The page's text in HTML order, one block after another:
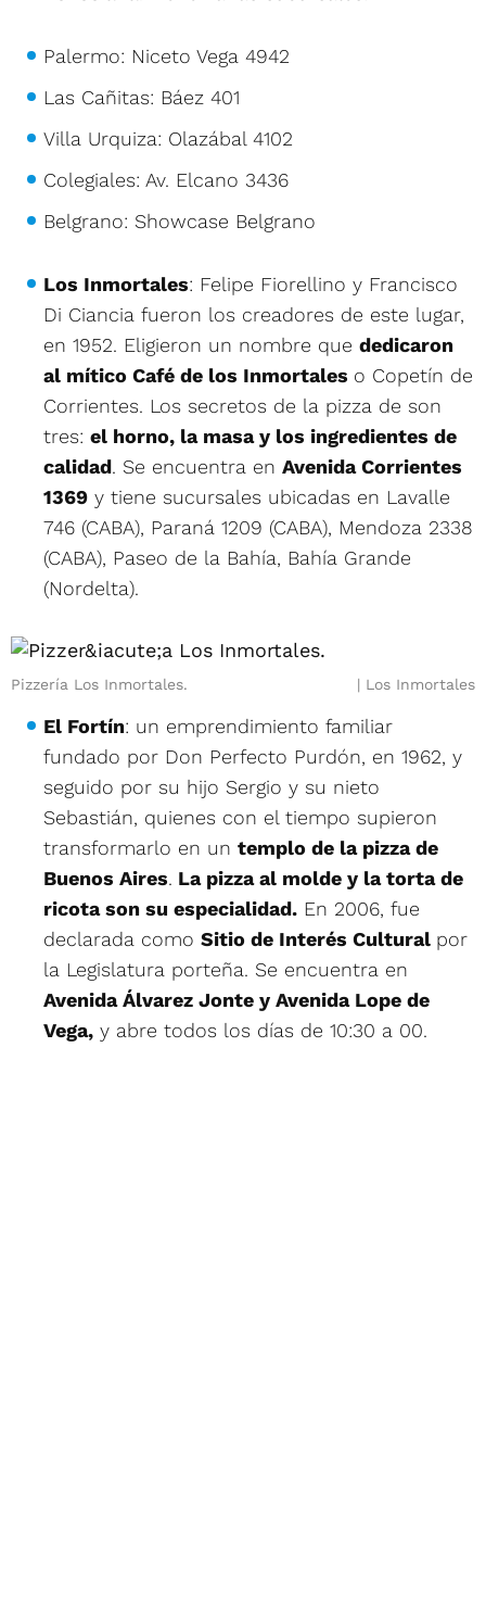
Palermo: Niceto Vega 4942
Las Cañitas: Báez 401
Villa Urquiza: Olazábal 4102
Colegiales: Av. Elcano 3436
Belgrano: Showcase Belgrano
Los Inmortales: Felipe Fiorellino y Francisco
Di Ciancia fueron los creadores de este lugar,
en 1952. Eligieron un nombre que dedicaron
al mítico Café de los Inmortales o Copetín de
Corrientes. Los secretos de la pizza de son
tres: el horno, la masa y los ingredientes de
calidad. Se encuentra en Avenida Corrientes
1369 y tiene sucursales ubicadas en Lavalle
746 (CABA), Paraná 1209 (CABA), Mendoza 2338
(CABA), Paseo de la Bahía, Bahía Grande
(Nordelta).
Pizzería Los Inmortales. Los Inmortales
El Fortín: un emprendimiento familiar
fundado por Don Perfecto Purdón, en 1962, y
seguido por su hijo Sergio y su nieto
Sebastián, quienes con el tiempo supieron
transformarlo en un templo de la pizza de
Buenos Aires. La pizza al molde y la torta de
ricota son su especialidad. En 2006, fue
declarada como Sitio de Interés Cultural por
la Legislatura porteña. Se encuentra en
Avenida Álvarez Jonte y Avenida Lope de
Vega, y abre todos los días de 10:30 a 00.